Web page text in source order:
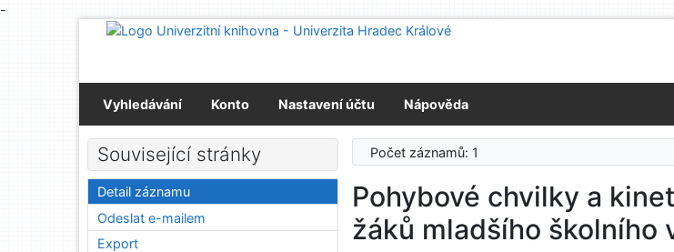
-
Přejít na obsah
Vyhledávání Konto Nastavení účtu Nápověda
Počet záznamů: 1
Pohybové chvilky a
žáků mladšího školního
Související stránky
Detail záznamu
Odeslat e-mailem
Export